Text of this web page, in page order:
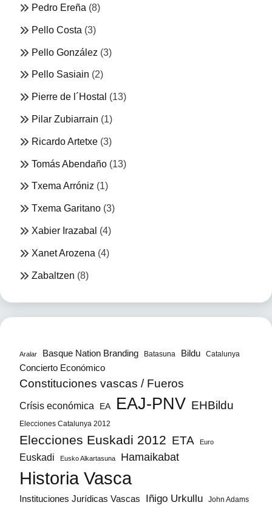
Pedro Ereña (8)
Pello Costa (3)
Pello González (3)
Pello Sasiain (2)
Pierre de l´Hostal (13)
Pilar Zubiarrain (1)
Ricardo Artetxe (3)
Tomás Abendaño (13)
Txema Arróniz (1)
Txema Garitano (3)
Xabier Irazabal (4)
Xanet Arozena (4)
Zabaltzen (8)
Aralar Basque Nation Branding Batasuna Bildu Catalunya
Concierto Económico
Constituciones vascas / Fueros
Crísis económica EA EAJ-PNV EHBildu
Elecciones Catalunya 2012
Elecciones Euskadi 2012 ETA Euro
Euskadi Eusko Alkartasuna Hamaikabat
Historia Vasca
Instituciones Jurídicas Vascas Iñigo Urkullu John Adams